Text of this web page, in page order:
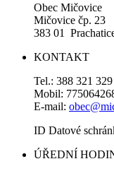
Obec Mičovice
Mičovice čp. 23
383 01
KONTAKT
Tel.: 388 321 329
Mobil:
E-mail:
ID Datové
ÚŘEDNÍ